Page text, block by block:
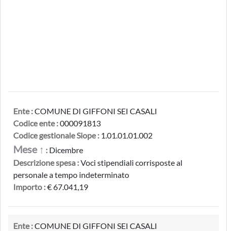
Ente :COMUNE DI GIFFONI SEI CASALI
Codice ente :000091813
Codice gestionale Siope : 1.01.01.01.002
Mese ↑ : Dicembre
Descrizione spesa :Voci stipendiali corrisposte al
personale a tempo indeterminato
Importo :€ 67.041,19
Ente :COMUNE DI GIFFONI SEI CASALI